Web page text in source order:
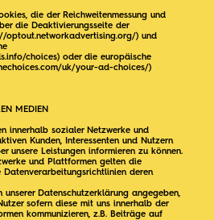
die der Reichweitenmessung und
die Deaktivierungsseite der
optout.networkadvertising.org/) und
choices) oder die europäische
uk/your-ad-choices/)
MEDIEN
innerhalb sozialer Netzwerke und
Kunden, Interessenten und Nutzern
unsere Leistungen informieren zu können.
und Plattformen gelten die
Datenverarbeitungsrichtlinien deren
unserer Datenschutzerklärung angegeben,
sofern diese mit uns innerhalb der
kommunizieren, z.B. Beiträge auf